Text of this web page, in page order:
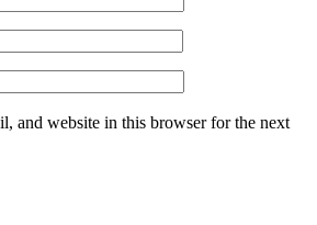
and website in this browser for the next